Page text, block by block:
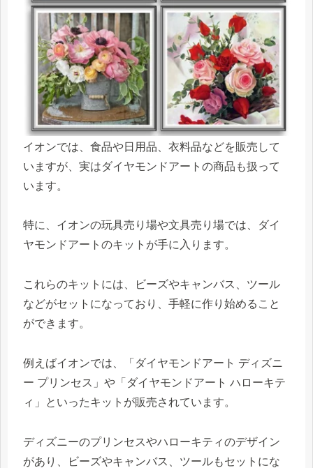
イオンでは、食品や日用品、衣料品などを販売して
いますが、実はダイヤモンドアートの商品も扱って
います。
特に、イオンの玩具売り場や文具売り場では、ダイ
ヤモンドアートのキットが手に入ります。
これらのキットには、ビーズやキャンバス、ツール
などがセットになっており、手軽に作り始めること
ができます。
例えばイオンでは、「ダイヤモンドアート ディズニ
ー プリンセス」や「ダイヤモンドアート ハローキテ
ィ」といったキットが販売されています。
ディズニーのプリンセスやハローキティのデザイン
があり、ビーズやキャンバス、ツールもセットにな